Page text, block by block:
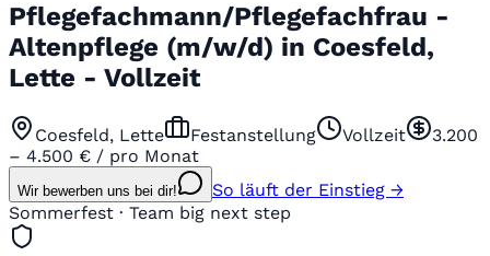
Pflegefachmann/Pflegefachfrau -
Altenpflege (m/w/d) in Coesfeld,
Lette - Vollzeit
Coesfeld, Lette Festanstellung Vollzeit
3.200
– 4.500 € / pro Monat
Wir bewerben uns bei dir!
So läuft der Einstieg →
Sommerfest · Team big next step